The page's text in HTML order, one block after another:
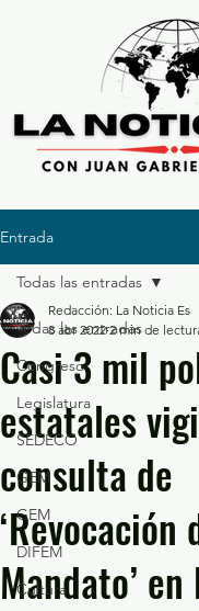
Entrada
Todas las entradas
Congreso
Legislatura
SEDECO
GEM
GEM
DIFEM
Cultura
Todas las entradas
Casi 3 mil
estatales
consulta de
‘Revocación
Mandato’ en
Redacción: La Noticia Es
8 abr 2022 2 min de